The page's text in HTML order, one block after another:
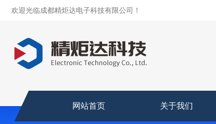
欢迎光临成都精炬达电子科技有限公司！
网站首页 关于我们